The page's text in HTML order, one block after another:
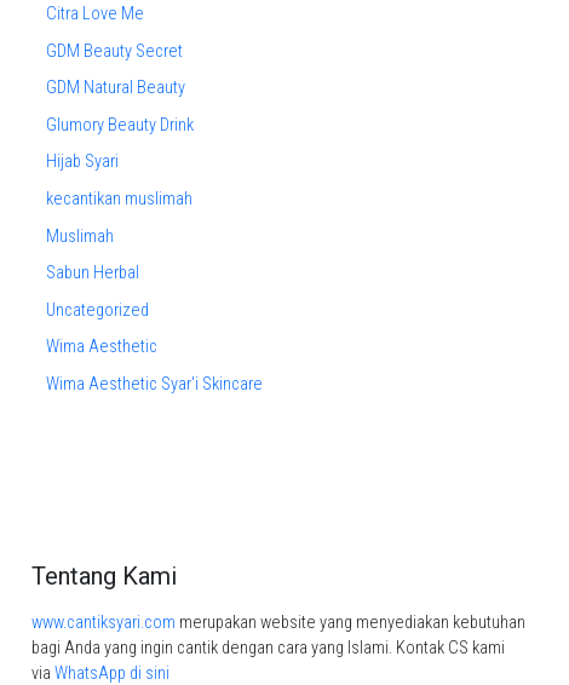
Citra Love Me
GDM Beauty Secret
GDM Natural Beauty
Glumory Beauty Drink
Hijab Syari
kecantikan muslimah
Muslimah
Sabun Herbal
Uncategorized
Wima Aesthetic
Wima Aesthetic Syar'i Skincare
Tentang Kami
www.cantiksyari.com merupakan website yang menyediakan kebutuhan
bagi Anda yang ingin cantik dengan cara yang Islami. Kontak CS kami
via WhatsApp di sini